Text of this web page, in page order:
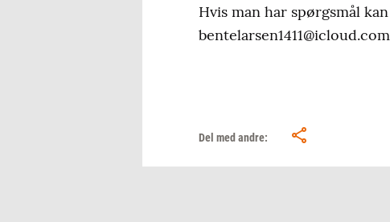
Hvis man har spørgsmål
Del med andre: